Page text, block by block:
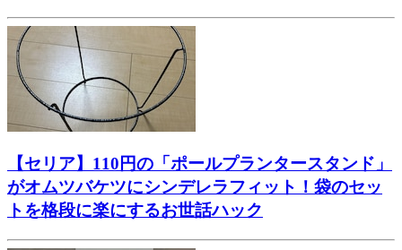
【セリア】110円の「ポールプランタースタンド」
がオムツバケツにシンデレラフィット！袋のセッ
トを格段に楽にするお世話ハック